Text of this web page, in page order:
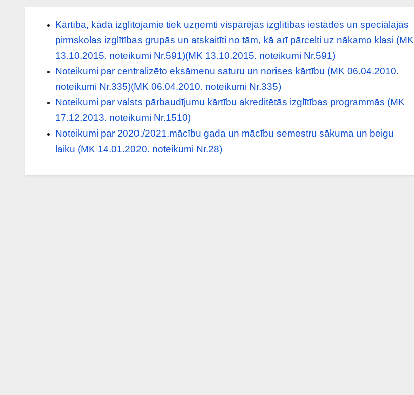
Kārtība, kādā izglītojamie tiek uzņemti vispārējās izglītības iestādēs un speciālajās
pirmskolas izglītības grupās un atskaitīti no tām, kā arī pārcelti uz nākamo klasi (MK
13.10.2015. noteikumi Nr.591)(MK 13.10.2015. noteikumi Nr.591)
Noteikumi par centralizēto eksāmenu saturu un norises kārtību (MK 06.04.2010.
noteikumi Nr.335)(MK 06.04.2010. noteikumi Nr.335)
Noteikumi par valsts pārbaudījumu kārtību akreditētās izglītības programmās (MK
17.12.2013. noteikumi Nr.1510)
Noteikumi par 2020./2021.mācību gada un mācību semestru sākuma un beigu
laiku (MK 14.01.2020. noteikumi Nr.28)